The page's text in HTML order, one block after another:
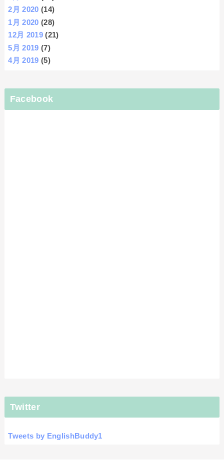
2月 2020 (14)
1月 2020 (28)
12月 2019 (21)
5月 2019 (7)
4月 2019 (5)
Facebook
Twitter
Tweets by EnglishBuddy1